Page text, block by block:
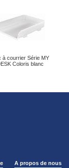
à courrier Série MY
Coloris blanc
A propos de nous